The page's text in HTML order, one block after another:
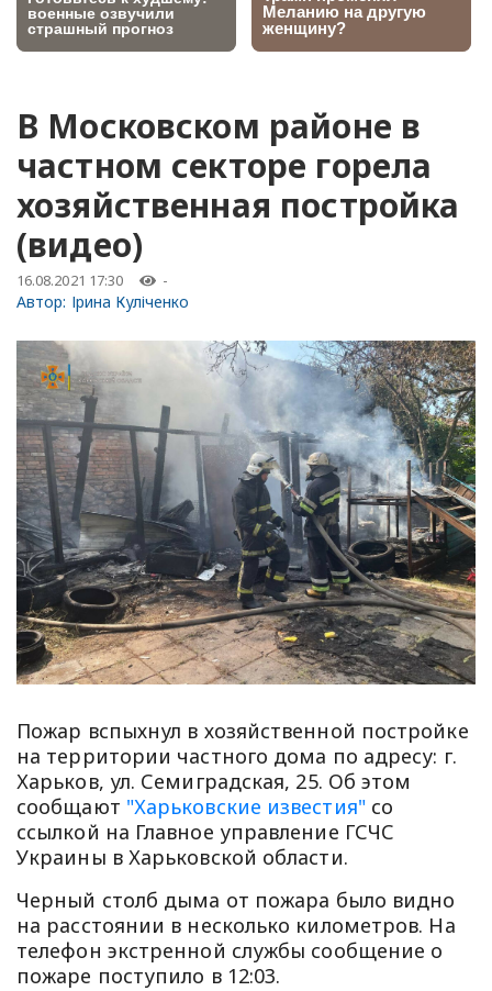
В Московском районе в
частном секторе горела
хозяйственная постройка
(видео)
16.08.2021 17:30 -
Автор: Ірина Куліченко
Пожар вспыхнул в хозяйственной постройке
на территории частного дома по адресу: г.
Харьков, ул. Семиградская, 25. Об этом
сообщают "Харьковские известия" со
ссылкой на Главное управление ГСЧС
Украины в Харьковской области.
Черный столб дыма от пожара было видно
на расстоянии в несколько километров. На
телефон экстренной службы сообщение о
пожаре поступило в 12:03.